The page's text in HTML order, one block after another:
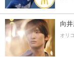
向
オリ